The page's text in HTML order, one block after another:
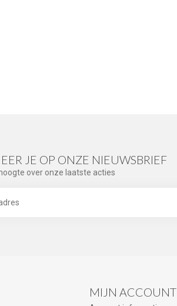
JE OP ONZE NIEUWSBRIEF
over onze laatste acties
MIJN ACCOUNT